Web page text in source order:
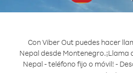
Con Viber Out puedes hacer
Nepal desde Montenegro.¡Llama
Nepal - teléfono fijo o móvil! -